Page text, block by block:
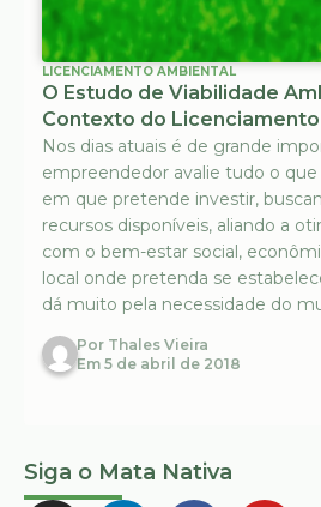
LICENCIAMENTO AMBIENTAL
O Estudo de Viabilidade
Contexto do Licenciamento
Nos dias atuais é de grande
empreendedor avalie tudo o
em que pretende investir,
recursos disponíveis, aliando a
com o bem-estar social,
local onde pretenda se
dá muito pela necessidade do
Por Thales Vieira
Em 5 de abril de 2018
Siga o Mata Nativa